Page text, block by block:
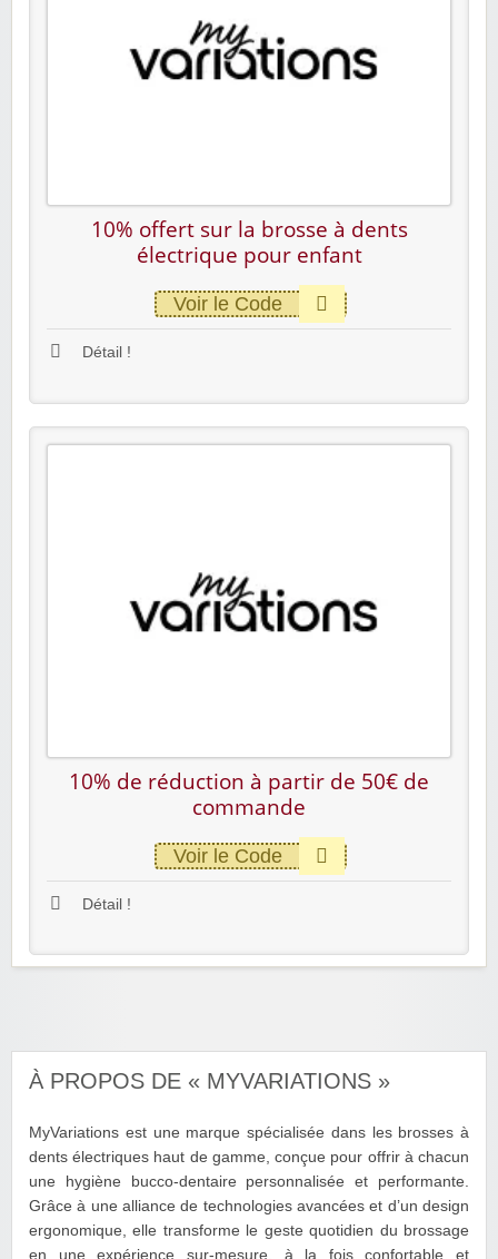
10% offert sur la brosse à dents
électrique pour enfant
Voir le Code
Détail !
10% de réduction à partir de 50€ de
commande
Voir le Code
Détail !
À PROPOS DE « MYVARIATIONS »
MyVariations est une marque spécialisée dans les brosses à
dents électriques haut de gamme, conçue pour offrir à chacun
une hygiène bucco-dentaire personnalisée et performante.
Grâce à une alliance de technologies avancées et d’un design
ergonomique, elle transforme le geste quotidien du brossage
en une expérience sur-mesure, à la fois confortable et